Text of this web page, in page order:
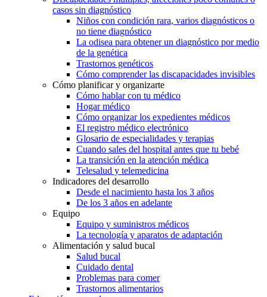
casos sin diagnóstico
Niños con condición rara, varios diagnósticos o
no tiene diagnóstico
La odisea para obtener un diagnóstico por medio
de la genética
Trastornos genéticos
Cómo comprender las discapacidades invisibles
Cómo planificar y organizarte
Cómo hablar con tu médico
Hogar médico
Cómo organizar los expedientes médicos
El registro médico electrónico
Glosario de especialidades y terapias
Cuando sales del hospital antes que tu bebé
La transición en la atención médica
Telesalud y telemedicina
Indicadores del desarrollo
Desde el nacimiento hasta los 3 años
De los 3 años en adelante
Equipo
Equipo y suministros médicos
La tecnología y aparatos de adaptación
Alimentación y salud bucal
Salud bucal
Cuidado dental
Problemas para comer
Trastornos alimentarios